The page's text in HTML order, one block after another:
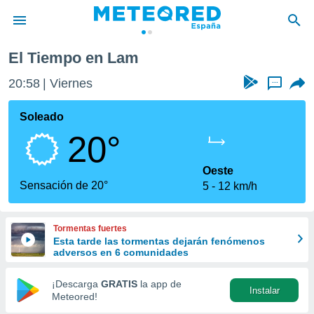
de
por
que se
calidad.
a este
las
y
forma
digital
basada
El Tiempo en Lam
20:58 Viernes ...
Soleado
20°
Sensación de 20°
Oeste
5
12 km/h
Tormentas fuertes
Esta tarde las tormentas dejarán fenómenos
adversos en 6 comunidades
¡Descarga GRATIS la app de
Meteored!
Instalar